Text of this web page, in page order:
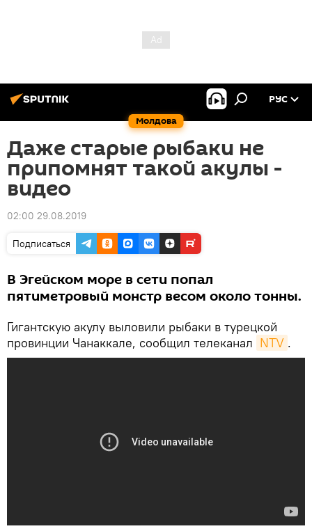
Молдова
РУС
Даже старые рыбаки не
припомнят такой акулы -
видео
02:00 29.08.2019
Подписаться
В Эгейском море в сети попал
пятиметровый монстр весом около тонны.
Гигантскую акулу выловили рыбаки в турецкой
провинции Чанаккале, сообщил телеканал NTV .